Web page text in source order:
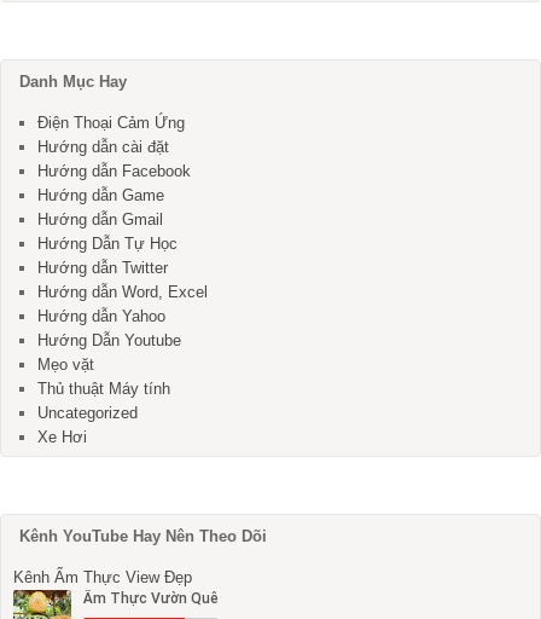
Danh Mục Hay
Điện Thoại Cảm Ứng
Hướng dẫn cài đặt
Hướng dẫn Facebook
Hướng dẫn Game
Hướng dẫn Gmail
Hướng Dẫn Tự Học
Hướng dẫn Twitter
Hướng dẫn Word, Excel
Hướng dẫn Yahoo
Hướng Dẫn Youtube
Mẹo vặt
Thủ thuật Máy tính
Uncategorized
Xe Hơi
Kênh YouTube Hay Nên Theo Dõi
Kênh Ẩm Thực View Đẹp